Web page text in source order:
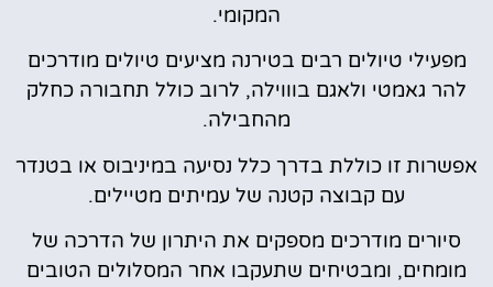
המקומי.
מפעילי טיולים רבים בטירנה מציעים טיולים מודרכים
להר גאמטי ולאגם בוווילה, לרוב כולל תחבורה כחלק
מהחבילה.
אפשרות זו כוללת בדרך כלל נסיעה במיניבוס או בטנדר
עם קבוצה קטנה של עמיתים מטיילים.
סיורים מודרכים מספקים את היתרון של הדרכה של
מומחים, ומבטיחים שתעקבו אחר המסלולים הטובים